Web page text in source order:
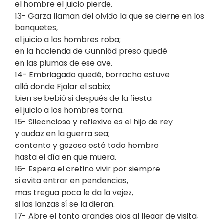
el hombre el juicio pierde.
13- Garza llaman del olvido la que se cierne en los
banquetes,
el juicio a los hombres roba;
en la hacienda de Gunnlöd preso quedé
en las plumas de ese ave.
14- Embriagado quedé, borracho estuve
allá donde Fjalar el sabio;
bien se bebió si después de la fiesta
el juicio a los hombres torna.
15- Silecncioso y reflexivo es el hijo de rey
y audaz en la guerra sea;
contento y gozoso esté todo hombre
hasta el día en que muera.
16- Espera el cretino vivir por siempre
si evita entrar en pendencias,
mas tregua poca le da la vejez,
si las lanzas sí se la dieran.
17- Abre el tonto grandes ojos al llegar de visita,